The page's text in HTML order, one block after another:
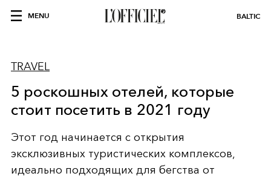
MENU BALTIC
TRAVEL
5 роскошных отелей, которые
стоит посетить в 2021 году
Этот год начинается с открытия
эксклюзивных туристических комплексов,
идеально подходящих для бегства от